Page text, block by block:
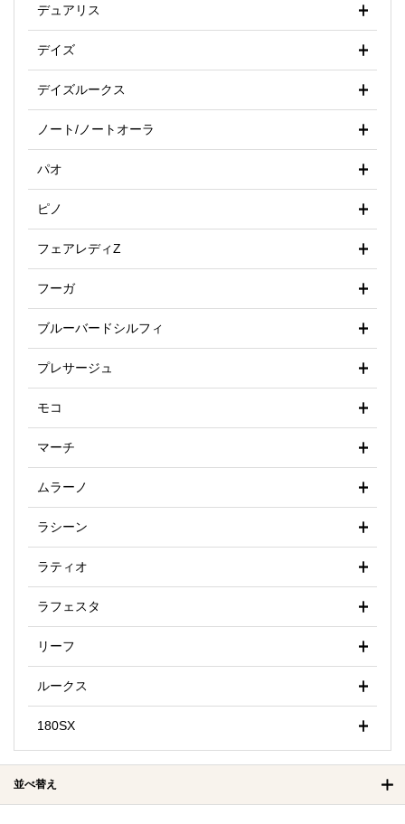
デュアリス
デイズ
デイズルークス
ノート/ノートオーラ
パオ
ピノ
フェアレディZ
フーガ
ブルーバードシルフィ
プレサージュ
モコ
マーチ
ムラーノ
ラシーン
ラティオ
ラフェスタ
リーフ
ルークス
180SX
並べ替え